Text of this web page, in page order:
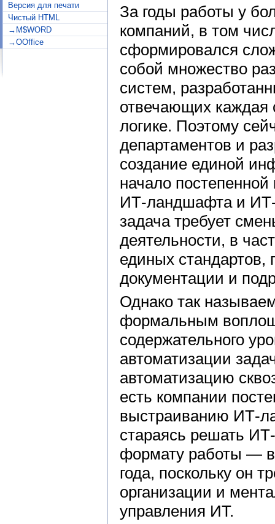
Версия для печати
Чистый HTML
→M$WORD
→OOffice
За годы работы у
компаний, в том
сформировался
собой множество
систем,
отвечающих каждая
логике. Поэтому
департаментов и
создание единой
начало
ИТ-ландшафта и ИТ-
задача требует
деятельности, в
единых
документации и
Однако так
формальным
содержательного
автоматизации
автоматизацию
есть компании
выстраиванию ИТ-
стараясь решать
формату работы —
года, поскольку он
организации и
управления ИТ.